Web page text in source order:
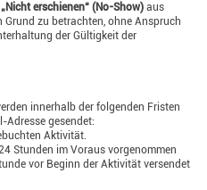
„Nicht erschienen“ (No-Show) aus
zu betrachten, ohne Anspruch
der Gültigkeit der
innerhalb der folgenden Fristen
Adresse gesendet:
Aktivität.
Stunden im Voraus vorgenommen
vor Beginn der Aktivität versendet